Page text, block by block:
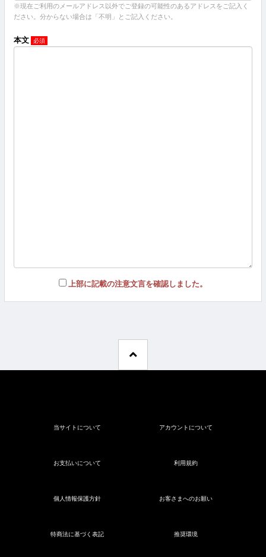
※現在ご利用のメールアドレス以外でご登録の可能性のあるアドレスをご記入く
ださい。分からない場合は「不明」とご記入ください。
本文
上部に記載の注意文言を確認しました。
当サイトについて アカウントについて
お支払いについて 利用規約
個人情報保護方針 お客さまへのお願い
特商法に基づく表記 推奨環境